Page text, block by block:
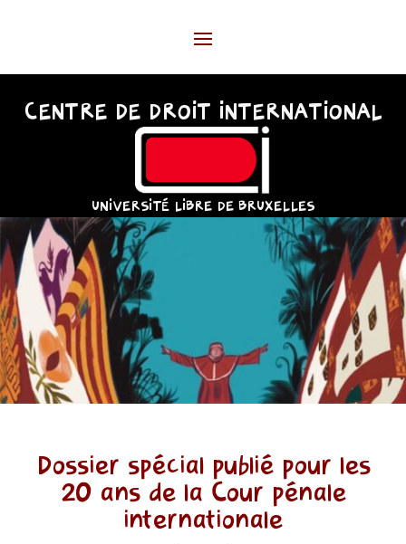
CENTRE DE DROIT INTERNATIONAL
UNIVERSITÉ LIBRE DE BRUXELLES
Dossier spécial publié pour les
20 ans de la Cour pénale
internationale